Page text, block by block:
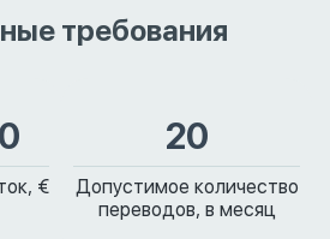
требования
€
20
Допустимое количество
переводов, в месяц